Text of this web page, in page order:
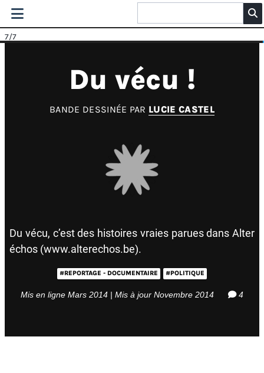
7/7
Du vécu !
BANDE DESSINÉE PAR LUCIE CASTEL
Du vécu, c’est des histoires vraies parues dans Alter
échos (www.alterechos.be).
#REPORTAGE - DOCUMENTAIRE #POLITIQUE
Mis en ligne Mars 2014 | Mis à jour Novembre 2014 4